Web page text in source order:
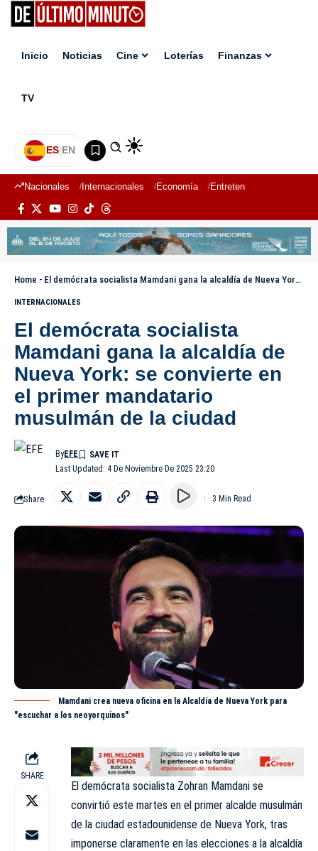
Inicio Noticias Cine Loterías Finanzas
TV
ES|EN
Nacionales Internacionales Economía Entretenimiento
Home - El demócrata socialista Mamdani gana la alcaldía de Nueva York: se convierte en el primer mandatario musulmán de la ciudad
INTERNACIONALES
El demócrata socialista
Mamdani gana la alcaldía de
Nueva York: se convierte en
el primer mandatario
musulmán de la ciudad
Last Updated: 4 De Noviembre De 2025 23:20
ByEFE
Share 3 Min Read
Mamdani crea nueva oficina en la Alcaldía de Nueva York para
"escuchar a los neoyorquinos"
SHARE
El demócrata socialista Zohran Mamdani se
convirtió este martes en el primer alcalde musulmán
de la ciudad estadounidense de Nueva York, tras
imponerse claramente en las elecciones a la alcaldía